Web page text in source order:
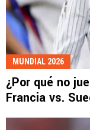
MUNDIAL 2026
¿Por qué no
Francia vs.